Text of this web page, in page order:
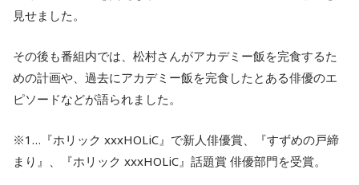
見せました。
その後も番組内では、松村さんがアカデミー飯を完食するた
めの計画や、過去にアカデミー飯を完食したとある俳優のエ
ピソードなどが語られました。
※1…『ホリック xxxHOLiC』で新人俳優賞、『すずめの戸締
まり』、『ホリック xxxHOLiC』話題賞 俳優部門を受賞。